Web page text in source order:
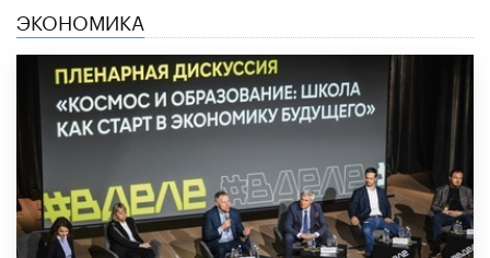
ЭКОНОМИКА